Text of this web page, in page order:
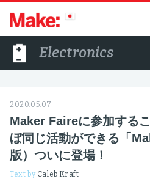
Electronics
2020.05.07
Maker Faireに参加する
ぼ同じ活動ができる「
版）ついに登場！
Text by Caleb Kraft